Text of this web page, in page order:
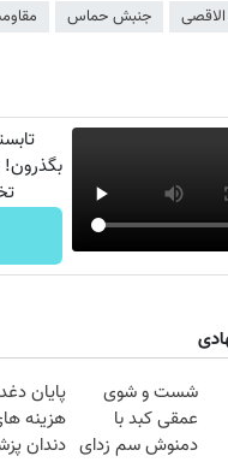
جنبش حماس
شست و شوی
عمقی کبد با
دمنوش سم زدای
پایان
هزینه
دندان